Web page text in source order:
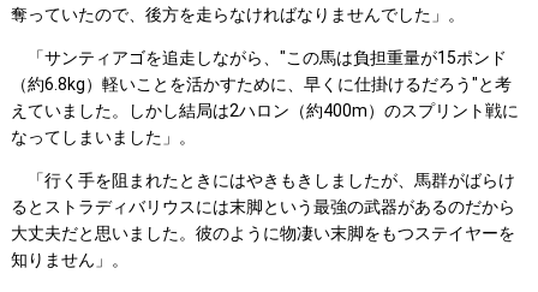
奪っていたので、後方を走らなければなりませんでした」。
「サンティアゴを追走しながら、"この馬は負担重量が15ポンド
（約6.8kg）軽いことを活かすために、早くに仕掛けるだろう"と考
えていました。しかし結局は2ハロン（約400m）のスプリント戦に
なってしまいました」。
「行く手を阻まれたときにはやきもきしましたが、馬群がばらけ
るとストラディバリウスには末脚という最強の武器があるのだから
大丈夫だと思いました。彼のように物凄い末脚をもつステイヤーを
知りません」。